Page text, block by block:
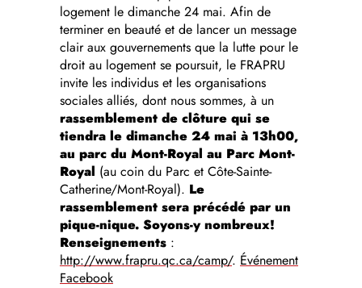
logement le dimanche 24 mai. Afin de
terminer en beauté et de lancer un message
clair aux gouvernements que la lutte pour le
droit au logement se poursuit, le FRAPRU
invite les individus et les organisations
sociales alliés, dont nous sommes, à un
rassemblement de clôture qui se
tiendra le dimanche 24 mai à 13h00,
au parc du Mont-Royal au Parc Mont-
Royal (au coin du Parc et Côte-Sainte-
Catherine/Mont-Royal). Le
rassemblement sera précédé par un
pique-nique. Soyons-y nombreux!
Renseignements :
http://www.frapru.qc.ca/camp/. Événement
Facebook